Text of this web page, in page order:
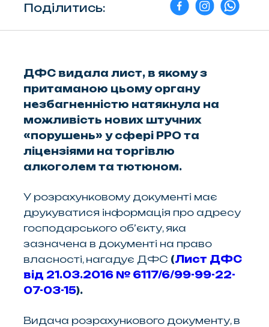
Поділитись:
ДФС видала лист, в якому з
притаманою цьому органу
незбагненністю натякнула на
можливість нових штучних
«порушень» у сфері РРО та
ліцензіями на торгівлю
алкоголем та тютюном.
У розрахунковому документі має
друкуватися інформація про адресу
господарського об’єкту, яка
зазначена в документі на право
власності, нагадує ДФС (Лист ДФС
від 21.03.2016 № 6117/6/99-99-22-
07-03-15).
Видача розрахункового документу, в